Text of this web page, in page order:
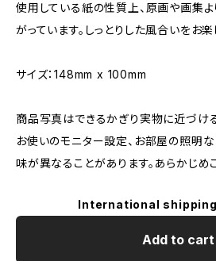
使用している紙の性質上、原画や画集
がっています。しっとりした風合いをお楽
サイズ：148mm x 100mm
商品写真はできるかぎり実物に近づける
お使いのモニター設定、お部屋の照明
味が異なることがあります。あらかじめ
International
Add to cart